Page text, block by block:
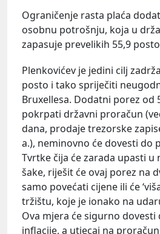
Ograničenje rasta plaća
osobnu potrošnju, koja u
zapasuje prevelikih 55,9
Plenkovićev je jedini cilj
posto i tako spriječiti
Bruxellesa. Dodatni porez od
pokrpati državni proračun
dana, prodaje trezorske
a.), neminovno će dovesti do
Tvrtke čija će zarada upasti u
šake, riješit će ovaj porez na
samo povećati cijene ili će
tržištu, koje je ionako na
Ova mjera će sigurno
inflacije, a utjecaj na